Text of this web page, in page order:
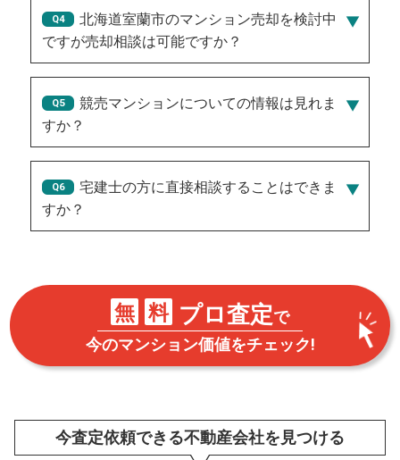
NEW!
北海道室蘭市のマンション売却を検討中
ですが売却相談は可能ですか？
競売マンションについての情報は見れま
すか？
宅建士の方に直接相談することはできま
すか？
無 料 プロ査定で
今のマンション価値をチェック!
今査定依頼できる不動産会社を見つける